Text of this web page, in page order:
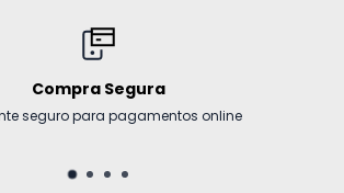
Compra Segura
para pagamentos online